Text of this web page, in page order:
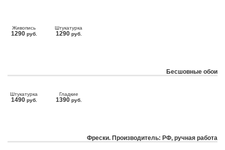
Живопись
1290 руб.
Штукатурка
1290 руб.
Бесшовные обои
Штукатурка
1490 руб.
Гладкие
1390 руб.
Фрески. Производитель: РФ, ручная работа